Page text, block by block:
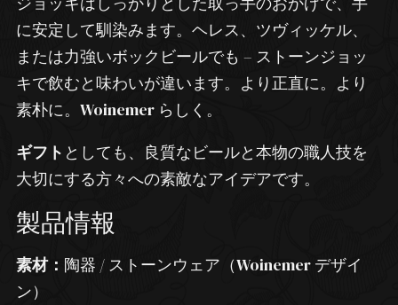
に安定して馴染みます。ヘレス、ツヴィッケル、
または力強いボックビールでも – ストーンジョッ
キで飲むと味わいが違います。より正直に。より
素朴に。Woinemer らしく。
ギフト としても、良質なビールと本物の職人技を
大切にする方々への素敵なアイデアです。
製品情報
素材： 陶器 / ストーンウェア（Woinemer デザイ
ン）